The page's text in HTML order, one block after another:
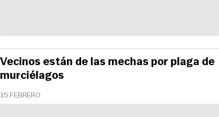
15 FEBRERO
Vecinos están de las mechas por plaga de
murciélagos